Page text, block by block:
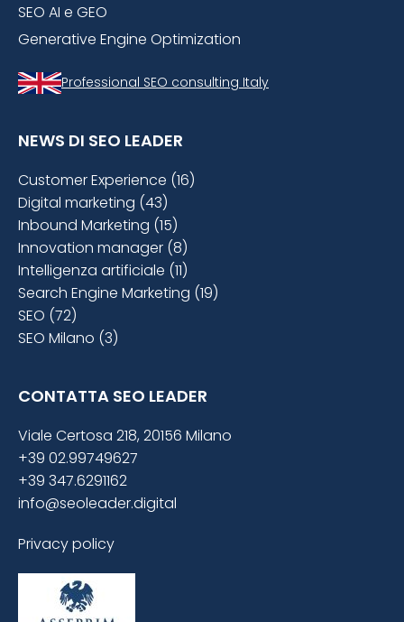
SEO AI e GEO
Generative Engine Optimization
Professional SEO consulting Italy
NEWS DI SEO LEADER
Customer Experience (16)
Digital marketing (43)
Inbound Marketing (15)
Innovation manager (8)
Intelligenza artificiale (11)
Search Engine Marketing (19)
SEO (72)
SEO Milano (3)
CONTATTA SEO LEADER
Viale Certosa 218, 20156 Milano
+39 02.99749627
+39 347.6291162
info@seoleader.digital
Privacy policy